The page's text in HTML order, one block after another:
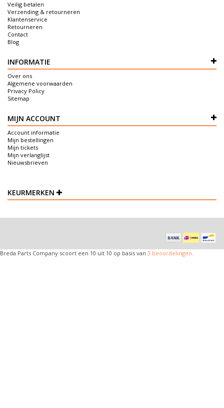
Veilig betalen
Verzending & retourneren
Klantenservice
Retourneren
Contact
Blog
INFORMATIE
Over ons
Algemene voorwaarden
Privacy Policy
Sitemap
MIJN ACCOUNT
Account informatie
Mijn bestellingen
Mijn tickets
Mijn verlanglijst
Nieuwsbrieven
KEURMERKEN
Breda Parts Company scoort een 10 uit 10 op basis van 3 beoordelingen.